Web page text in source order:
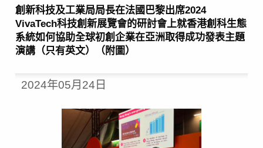
創新科技及工業局局長在法國巴黎出席2024
VivaTech科技創新展覽會的研討會上就香港創科生態
系統如何協助全球初創企業在亞洲取得成功發表主題
演講（只有英文）（附圖）
2024年05月24日